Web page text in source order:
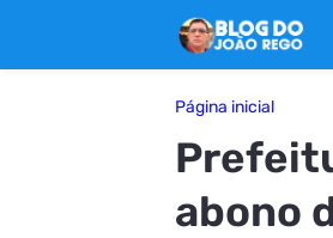
Página inicial
abono